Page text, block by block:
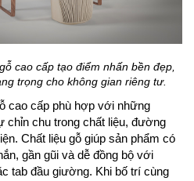
cao cấp tạo điểm nhấn bền đẹp,
trọng cho không gian riêng tư.
cao cấp phù hợp với những
chỉn chu trong chất liệu, đường
Chất liệu gỗ giúp sản phẩm có
gần gũi và dễ đồng bộ với
tab đầu giường. Khi bố trí cùng